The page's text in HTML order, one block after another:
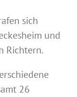
sich
und
Richtern.
26